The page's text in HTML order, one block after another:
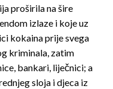
proširila na šire
izlaze i koje uz
kokaina prije svega
kriminala, zatim
bankari, liječnici; a
sloja i djeca iz